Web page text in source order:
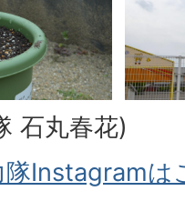
石丸春花)
Instagramは